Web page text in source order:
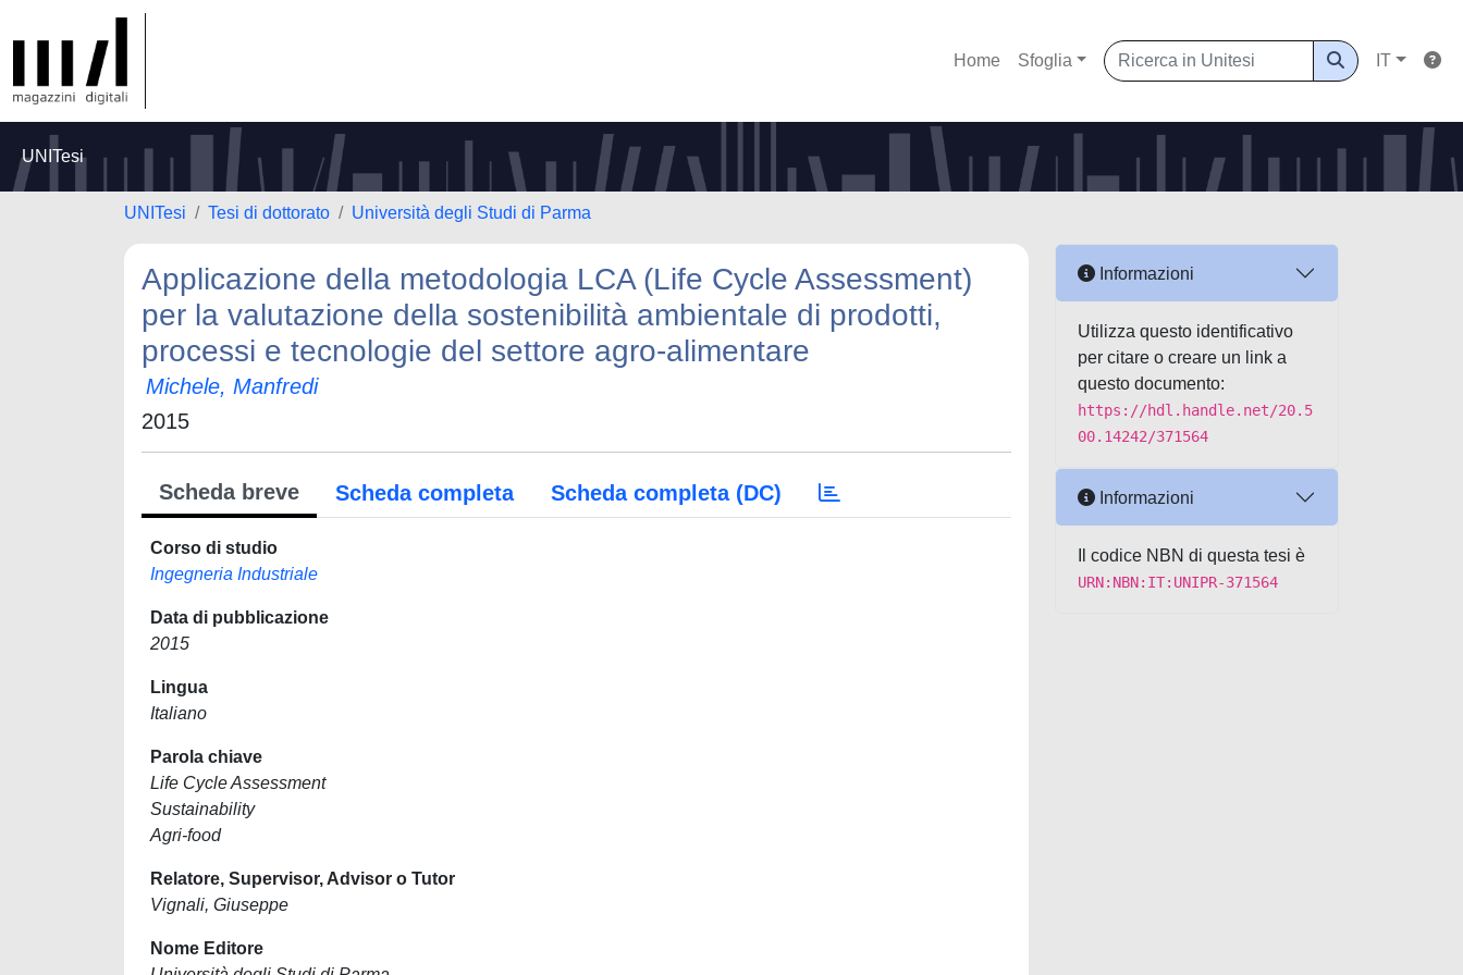
Home Sfoglia IT
UNITesi
UNITesi Tesi di dottorato Università degli Studi di Parma
Applicazione della metodologia LCA (Life Cycle Assessment)
per la valutazione della sostenibilità ambientale di prodotti,
processi e tecnologie del settore agro-alimentare
Michele, Manfredi
2015
Scheda breve Scheda completa Scheda completa (DC)
Corso di studio
Ingegneria Industriale
Data di pubblicazione
2015
Lingua
Italiano
Parola chiave
Life Cycle Assessment
Sustainability
Agri-food
Relatore, Supervisor, Advisor o Tutor
Vignali, Giuseppe
Nome Editore
Informazioni
Utilizza questo identificativo
per citare o creare un link a
questo documento:
https://hdl.handle.net/20.5
00.14242/371564
Informazioni
Il codice NBN di questa tesi è
URN:NBN:IT:UNIPR-371564